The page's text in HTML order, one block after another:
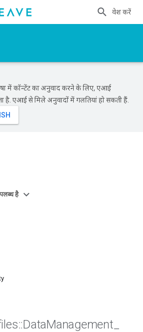
प्रवेश करें
में कॉन्टेंट का अनुवाद करने के लिए, एआई
है. एआई से मिले अनुवादों में गलतियां हो सकती हैं.
है
::DataManagement